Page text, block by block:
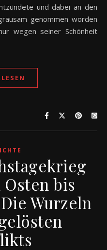
und dabei an den
genommen worden
wegen seiner Schönheit
Osten bis
Wurzeln